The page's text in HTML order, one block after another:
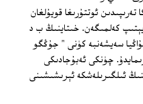
تەرىپىدىن ئوتتۇرىغا قويۇلغان
كەلمىگەن. خىتاينىڭ ب د
سەيشەنبە كۈنى " جۇڭگو
چۈنكى ئەبۇجادىكى
ئىلگىرىلەشكە ئېرىشىشىنى